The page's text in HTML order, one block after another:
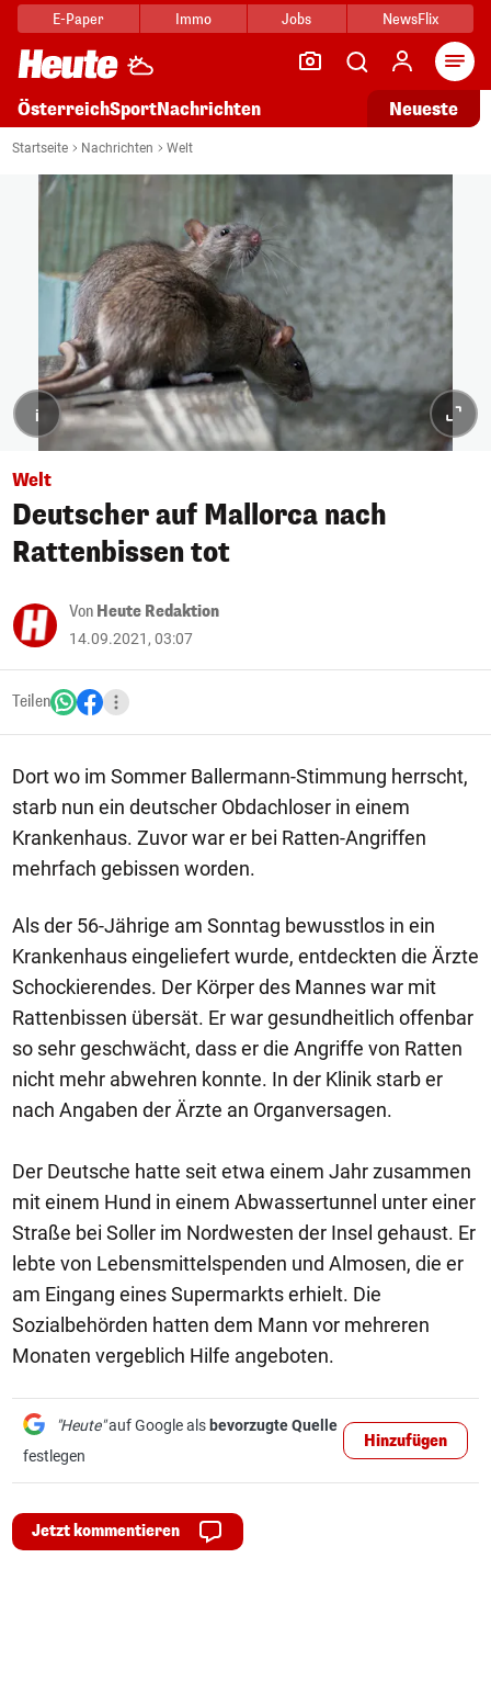
E-Paper Immo Jobs NewsFlix
ÖsterreichSportNachrichten Neueste
Startseite Nachrichten Welt
i
Welt
Deutscher auf Mallorca nach
Rattenbissen tot
Von Heute Redaktion
14.09.2021, 03:07
Teilen
Dort wo im Sommer Ballermann-Stimmung herrscht,
starb nun ein deutscher Obdachloser in einem
Krankenhaus. Zuvor war er bei Ratten-Angriffen
mehrfach gebissen worden.
Als der 56-Jährige am Sonntag bewusstlos in ein
Krankenhaus eingeliefert wurde, entdeckten die Ärzte
Schockierendes. Der Körper des Mannes war mit
Rattenbissen übersät. Er war gesundheitlich offenbar
so sehr geschwächt, dass er die Angriffe von Ratten
nicht mehr abwehren konnte. In der Klinik starb er
nach Angaben der Ärzte an Organversagen.
Der Deutsche hatte seit etwa einem Jahr zusammen
mit einem Hund in einem Abwassertunnel unter einer
Straße bei Soller im Nordwesten der Insel gehaust. Er
lebte von Lebensmittelspenden und Almosen, die er
am Eingang eines Supermarkts erhielt. Die
Sozialbehörden hatten dem Mann vor mehreren
Monaten vergeblich Hilfe angeboten.
"Heute"auf Google als bevorzugte Quelle
festlegen
Hinzufügen
Jetzt kommentieren